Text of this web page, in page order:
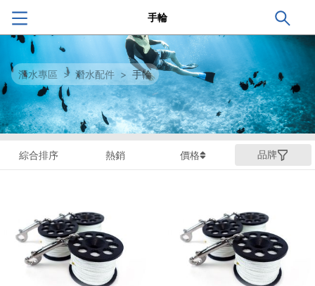
手輪
潛水專區 > 潛水配件 > 手輪
綜合排序 熱銷 價格 品牌